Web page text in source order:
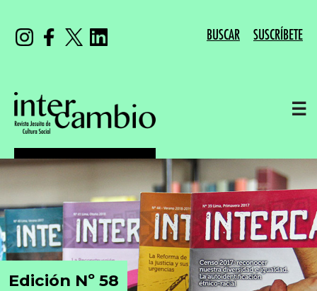
BUSCAR SUSCRÍBETE
☰
Edición Nº 58